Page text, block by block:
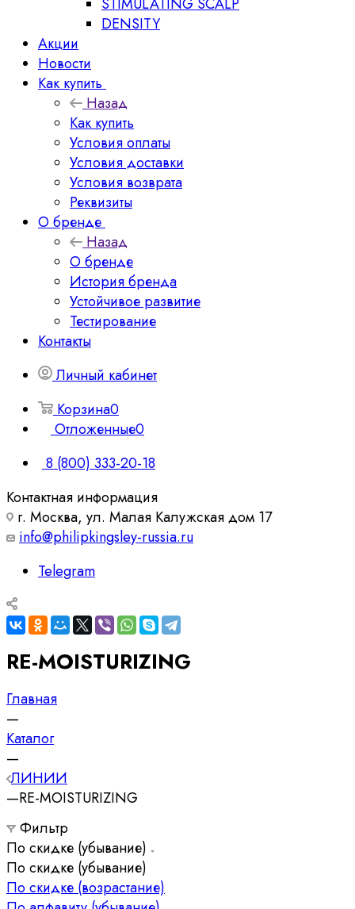
STIMULATING SCALP
DENSITY
Акции
Новости
Как купить
Назад
Как купить
Условия оплаты
Условия доставки
Условия возврата
Реквизиты
О бренде
Назад
О бренде
История бренда
Устойчивое развитие
Тестирование
Контакты
Личный кабинет
Корзина0
Отложенные0
8 (800) 333-20-18
Контактная информация
г. Москва, ул. Малая Калужская дом 17
info@philipkingsley-russia.ru
Telegram
RE-MOISTURIZING
Главная
—
Каталог
—
ЛИНИИ
—RE-MOISTURIZING
Фильтр
По скидке (убывание)
По скидке (убывание)
По скидке (возрастание)